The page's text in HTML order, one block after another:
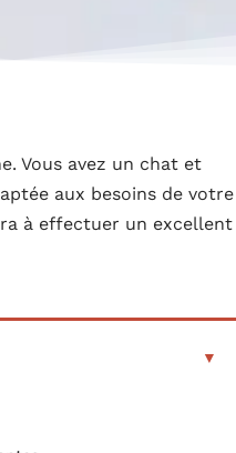
Vous avez un chat et
aux besoins de votre
à effectuer un excellent